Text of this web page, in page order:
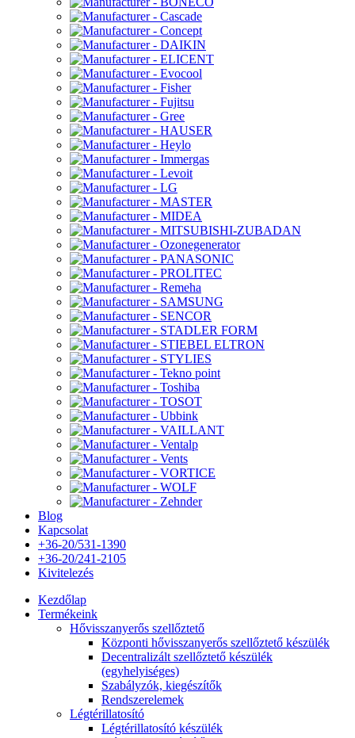
Blog
Kapcsolat
+36-20/531-1390
+36-20/241-2105
Kivitelezés
Kezdőlap
Termékeink
Hővisszanyerős szellőztető
Központi hővisszanyerős szellőztető készülék
Decentralizált szellőztető készülék
(egyhelyiséges)
Szabályzók, kiegészítők
Rendszerelemek
Légtérillatosító
Légtérillatosító készülék